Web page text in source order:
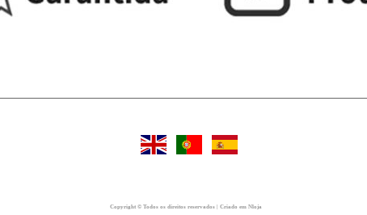
Copyright © Todos os direitos reservados | Criado em Nloja